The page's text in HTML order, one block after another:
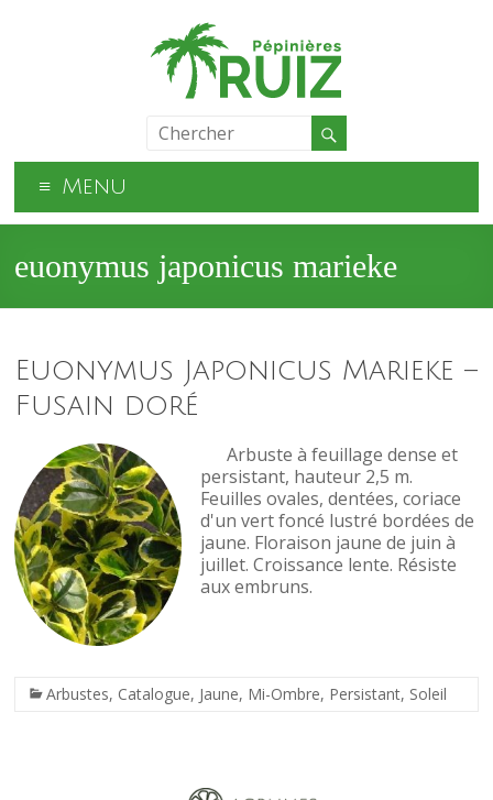
Menu
euonymus japonicus marieke
Euonymus Japonicus Marieke –
Fusain doré
Arbuste à feuillage dense et
persistant, hauteur 2,5 m.
Feuilles ovales, dentées, coriace
d'un vert foncé lustré bordées de
jaune. Floraison jaune de juin à
juillet. Croissance lente. Résiste
aux embruns.
Arbustes, Catalogue, Jaune, Mi-Ombre, Persistant, Soleil